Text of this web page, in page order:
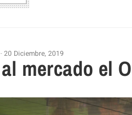
20 Diciembre, 2019
mercado el